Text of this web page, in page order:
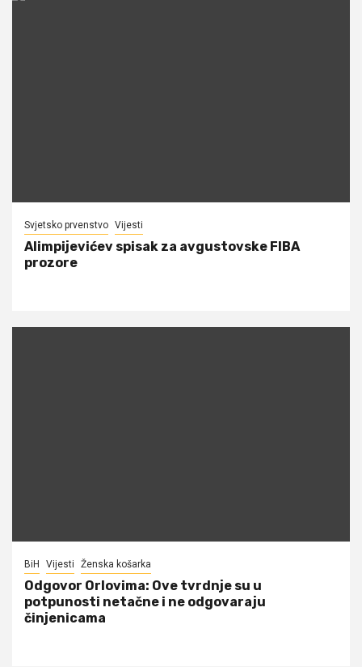
Svjetsko prvenstvo Vijesti
Alimpijevićev spisak za avgustovske FIBA
prozore
BiH Vijesti Ženska košarka
Odgovor Orlovima: ​Ove tvrdnje su u
potpunosti netačne i ne odgovaraju
činjenicama